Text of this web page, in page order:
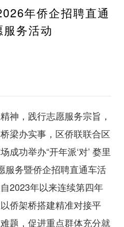
年侨企招聘直通
务活动
神，践行志愿服务宗旨，
梁办实事，区侨联联合区
成功举办“开年派‘对’ 婺里
服务暨侨企招聘直通车活
2023年以来连续第四年
侨架桥搭建精准对接平
题，促进重点群体充分就